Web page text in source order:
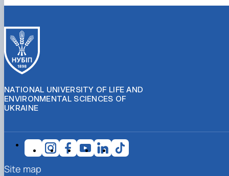
NATIONAL UNIVERSITY OF LIFE AND
ENVIRONMENTAL SCIENCES OF
UKRAINE
Site map